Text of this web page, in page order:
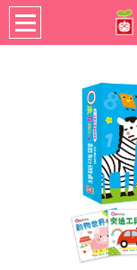
書籍分齡 適用年齡